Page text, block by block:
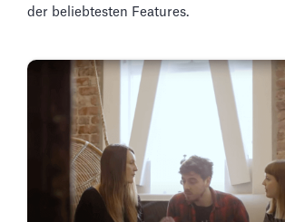
der beliebtesten Features.